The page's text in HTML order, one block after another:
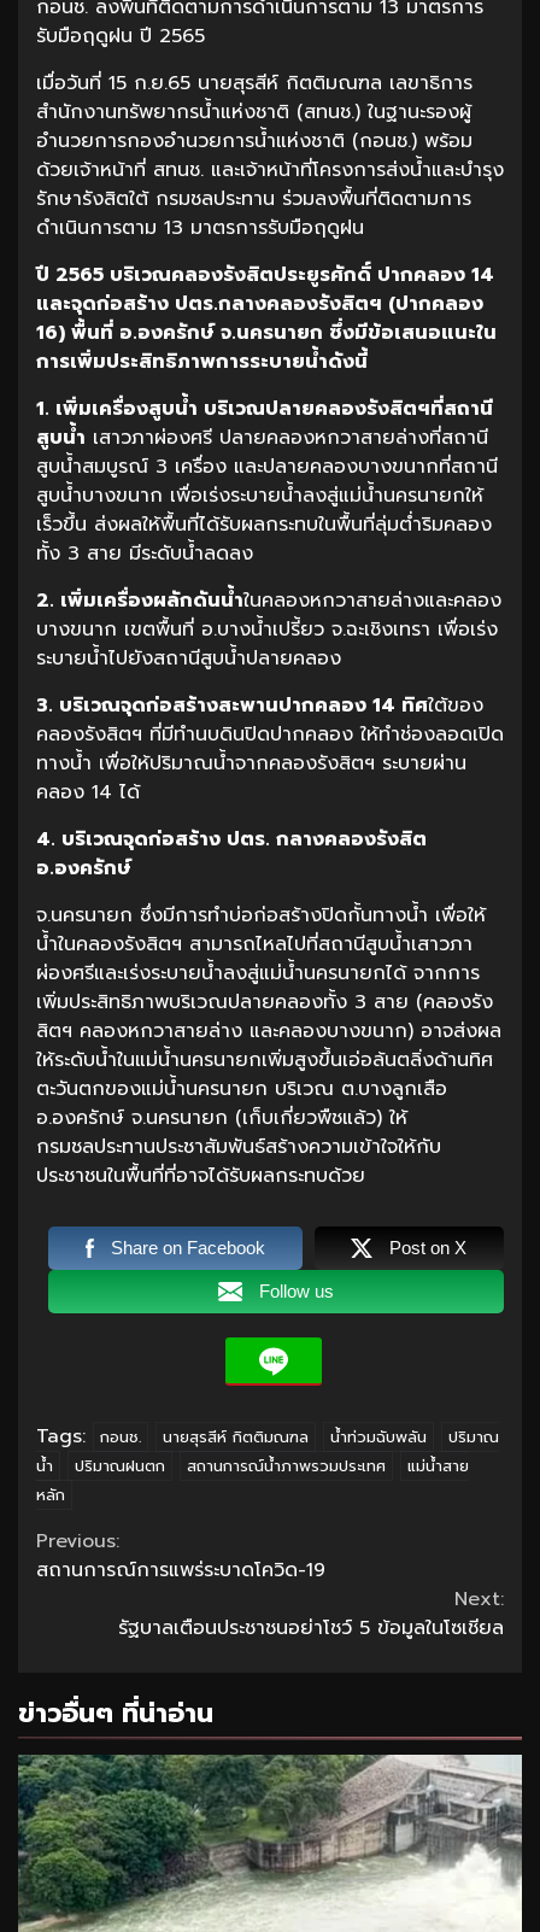
กอนช. ลงพื้นที่ติดตามการดำเนินการตาม 13 มาตรการ
รับมือฤดูฝน ปี 2565
เมื่อวันที่ 15 ก.ย.65 นายสุรสีห์ กิตติมณฑล เลขาธิการ
สำนักงานทรัพยากรน้ำแห่งชาติ (สทนช.) ในฐานะรองผู้
อำนวยการกองอำนวยการน้ำแห่งชาติ (กอนช.) พร้อม
ด้วยเจ้าหน้าที่ สทนช. และเจ้าหน้าที่โครงการส่งน้ำและบำรุง
รักษารังสิตใต้ กรมชลประทาน ร่วมลงพื้นที่ติดตามการ
ดำเนินการตาม 13 มาตรการรับมือฤดูฝน
ปี 2565 บริเวณคลองรังสิตประยูรศักดิ์ ปากคลอง 14
และจุดก่อสร้าง ปตร.กลางคลองรังสิตฯ (ปากคลอง
16) พื้นที่ อ.องครักษ์ จ.นครนายก ซึ่งมีข้อเสนอแนะใน
การเพิ่มประสิทธิภาพการระบายน้ำดังนี้
1. เพิ่มเครื่องสูบน้ำ บริเวณปลายคลองรังสิตฯที่สถานี
สูบน้ำ เสาวภาผ่องศรี ปลายคลองหกวาสายล่างที่สถานี
สูบน้ำสมบูรณ์ 3 เครื่อง และปลายคลองบางขนากที่สถานี
สูบน้ำบางขนาก เพื่อเร่งระบายน้ำลงสู่แม่น้ำนครนายกให้
เร็วขึ้น ส่งผลให้พื้นที่ได้รับผลกระทบในพื้นที่ลุ่มต่ำริมคลอง
ทั้ง 3 สาย มีระดับน้ำลดลง
2. เพิ่มเครื่องผลักดันน้ำในคลองหกวาสายล่างและคลอง
บางขนาก เขตพื้นที่ อ.บางน้ำเปรี้ยว จ.ฉะเชิงเทรา เพื่อเร่ง
ระบายน้ำไปยังสถานีสูบน้ำปลายคลอง
3. บริเวณจุดก่อสร้างสะพานปากคลอง 14 ทิศใต้ของ
คลองรังสิตฯ ที่มีทำนบดินปิดปากคลอง ให้ทำช่องลอดเปิด
ทางน้ำ เพื่อให้ปริมาณน้ำจากคลองรังสิตฯ ระบายผ่าน
คลอง 14 ได้
4. บริเวณจุดก่อสร้าง ปตร. กลางคลองรังสิต
อ.องครักษ์
จ.นครนายก ซึ่งมีการทำบ่อก่อสร้างปิดกั้นทางน้ำ เพื่อให้
น้ำในคลองรังสิตฯ สามารถไหลไปที่สถานีสูบน้ำเสาวภา
ผ่องศรีและเร่งระบายน้ำลงสู่แม่น้ำนครนายกได้ จากการ
เพิ่มประสิทธิภาพบริเวณปลายคลองทั้ง 3 สาย (คลองรัง
สิตฯ คลองหกวาสายล่าง และคลองบางขนาก) อาจส่งผล
ให้ระดับน้ำในแม่น้ำนครนายกเพิ่มสูงขึ้นเอ่อล้นตลิ่งด้านทิศ
ตะวันตกของแม่น้ำนครนายก บริเวณ ต.บางลูกเสือ
อ.องครักษ์ จ.นครนายก (เก็บเกี่ยวพืชแล้ว) ให้
กรมชลประทานประชาสัมพันธ์สร้างความเข้าใจให้กับ
ประชาชนในพื้นที่ที่อาจได้รับผลกระทบด้วย
Share on Facebook Post on X
Follow us
Tags: กอนช. นายสุรสีห์ กิตติมณฑล น้ำท่วมฉับพลัน
ปริมาณ
น้ำ
ปริมาณฝนตก สถานการณ์น้ำภาพรวมประเทศ
แม่น้ำสาย
หลัก
Continue
Reading
Previous:
สถานการณ์การแพร่ระบาดโควิด-19
Next:
รัฐบาลเตือนประชาชนอย่าโชว์ 5 ข้อมูลในโซเชียล
ข่าวอื่นๆ ที่น่าอ่าน